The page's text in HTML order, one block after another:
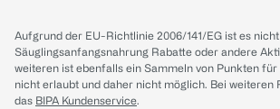
Aufgrund der EU-Richtlinie 2006/141/EG ist es
Säuglingsanfangsnahrung Rabatte oder andere
weiteren ist ebenfalls ein Sammeln von Punkten
nicht erlaubt und daher nicht möglich. Bei weiteren
das BIPA Kundenservice.